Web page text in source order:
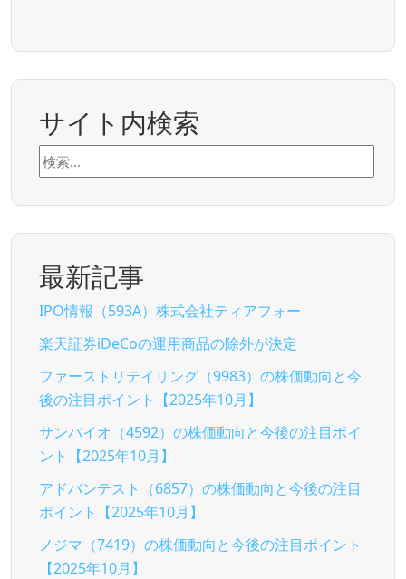
サイト内検索
検
索:
最新記事
IPO情報（593A）株式会社ティアフォー
楽天証券iDeCoの運用商品の除外が決定
ファーストリテイリング（9983）の株価動向と今
後の注目ポイント【2025年10月】
サンバイオ（4592）の株価動向と今後の注目ポイ
ント【2025年10月】
アドバンテスト（6857）の株価動向と今後の注目
ポイント【2025年10月】
ノジマ（7419）の株価動向と今後の注目ポイント
【2025年10月】